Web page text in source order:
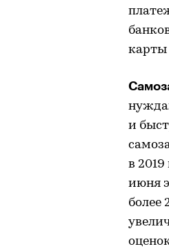
карты
и
в
июня
более